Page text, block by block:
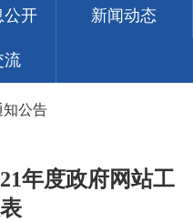
公开 新闻动态
流
知公告
年度政府网站工